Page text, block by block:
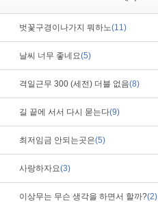
벗꽃구경이나가지 뭐하노(11)
날씨 너무 좋네요(5)
격일근무 300 (세전) 더블 없음(8)
길 끝에 서서 다시 묻는다(9)
최저임금 안되는곳은(5)
사랑하자요(3)
이상무는 무슨 생각을 하면서 할까?(2)